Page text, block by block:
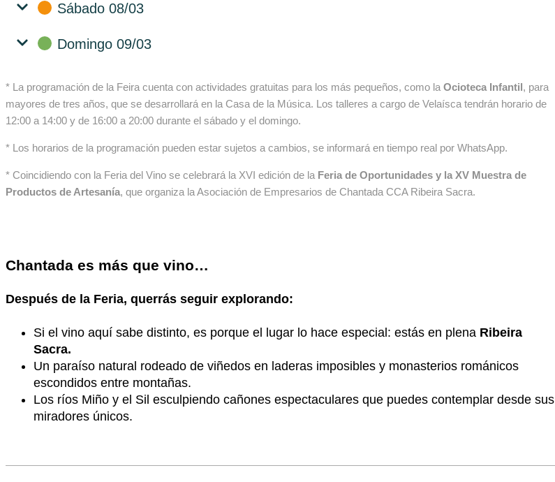
Sábado 08/03
Domingo 09/03
* La programación de la Feira cuenta con actividades gratuitas para los más pequeños, como la Ocioteca Infantil, para
mayores de tres años, que se desarrollará en la Casa de la Música. Los talleres a cargo de Velaísca tendrán horario de
12:00 a 14:00 y de 16:00 a 20:00 durante el sábado y el domingo.
* Los horarios de la programación pueden estar sujetos a cambios, se informará en tiempo real por WhatsApp.
* Coincidiendo con la Feria del Vino se celebrará la XVI edición de la Feria de Oportunidades y la XV Muestra de
Productos de Artesanía, que organiza la Asociación de Empresarios de Chantada CCA Ribeira Sacra.
Chantada es más que vino…
Después de la Feria, querrás seguir explorando:
Si el vino aquí sabe distinto, es porque el lugar lo hace especial: estás en plena Ribeira
Sacra.
Un paraíso natural rodeado de viñedos en laderas imposibles y monasterios románicos
escondidos entre montañas.
Los ríos Miño y el Sil esculpiendo cañones espectaculares que puedes contemplar desde sus
miradores únicos.